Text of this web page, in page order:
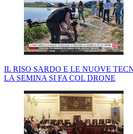
IL RISO SARDO E LE NUOVE
LA SEMINA SI FA COL DRONE